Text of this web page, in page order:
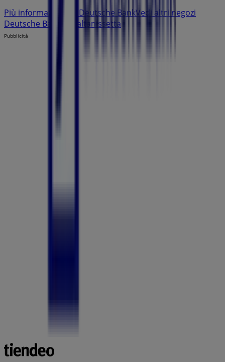
Più informazioni su Deutsche BankVedi altri negozi
Deutsche Bank in Caltanissetta
Pubblicità